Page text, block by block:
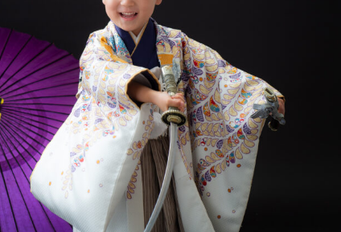
STUDIO事業部
PHOTO STUDIO KANEKO
tel. 025-752-3127
LINE